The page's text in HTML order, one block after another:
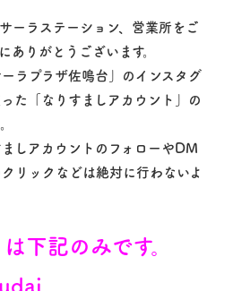
ーラステーション、営業所をご
ありがとうございます。
ラプラザ佐鳴台」のインスタグ
た「なりすましアカウント」の
しアカウントのフォローやDM
リックなどは絶対に行わないよ
下記のみです。